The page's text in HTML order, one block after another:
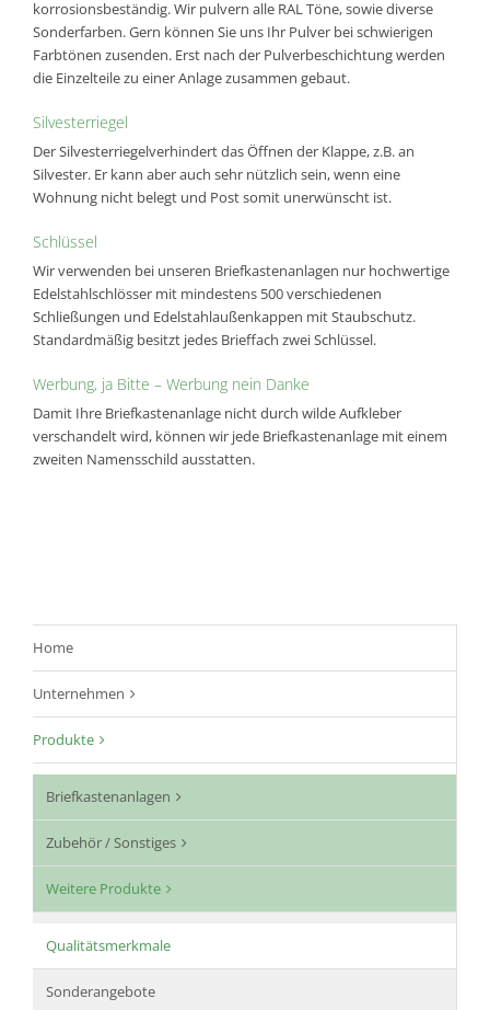
korrosionsbeständig. Wir pulvern alle RAL Töne, sowie diverse
Sonderfarben. Gern können Sie uns Ihr Pulver bei schwierigen
Farbtönen zusenden. Erst nach der Pulverbeschichtung werden
die Einzelteile zu einer Anlage zusammen gebaut.
Silvesterriegel
Der Silvesterriegelverhindert das Öffnen der Klappe, z.B. an
Silvester. Er kann aber auch sehr nützlich sein, wenn eine
Wohnung nicht belegt und Post somit unerwünscht ist.
Schlüssel
Wir verwenden bei unseren Briefkastenanlagen nur hochwertige
Edelstahlschlösser mit mindestens 500 verschiedenen
Schließungen und Edelstahlaußenkappen mit Staubschutz.
Standardmäßig besitzt jedes Brieffach zwei Schlüssel.
Werbung, ja Bitte – Werbung nein Danke
Damit Ihre Briefkastenanlage nicht durch wilde Aufkleber
verschandelt wird, können wir jede Briefkastenanlage mit einem
zweiten Namensschild ausstatten.
Home
Unternehmen
Produkte
Briefkastenanlagen
Zubehör / Sonstiges
Weitere Produkte
Qualitätsmerkmale
Sonderangebote